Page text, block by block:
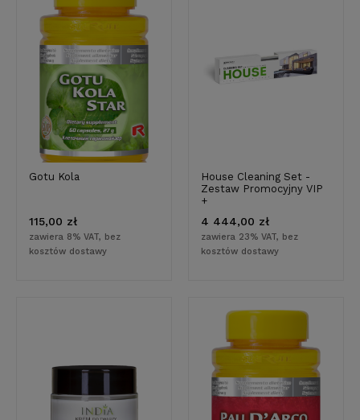
Gotu Kola
115,00 zł
zawiera 8% VAT, bez
kosztów dostawy
House Cleaning Set -
Zestaw Promocyjny VIP
+
4 444,00 zł
zawiera 23% VAT, bez
kosztów dostawy